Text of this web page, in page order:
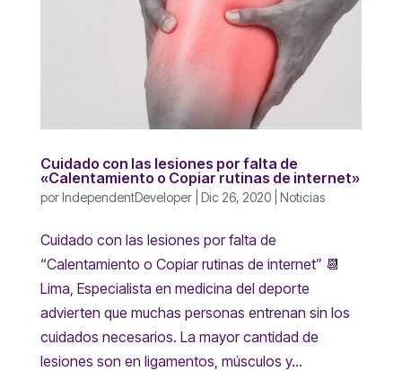
Cuidado con las lesiones por falta de
«Calentamiento o Copiar rutinas de internet»
porIndependentDeveloper| Dic 26, 2020| Noticias
Cuidado con las lesiones por falta de
“Calentamiento o Copiar rutinas de internet” 📆
Lima, Especialista en medicina del deporte
advierten que muchas personas entrenan sin los
cuidados necesarios. La mayor cantidad de
lesiones son en ligamentos, músculos y...